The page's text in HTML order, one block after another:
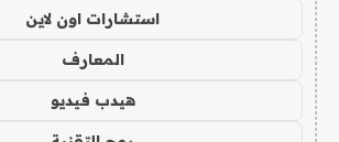
استشارات اون لاين
المعارف
هيدب فيديو